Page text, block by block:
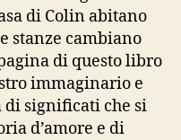
di Colin abitano
stanze cambiano
di questo libro
immaginario e
di significati che si
d’amore e di